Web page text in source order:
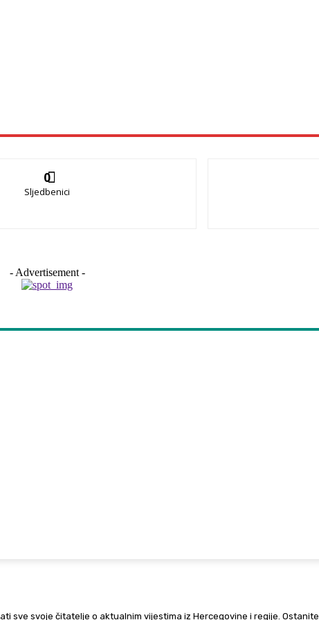
0
Sljedbenici
- Advertisement -
sve svoje čitatelje o aktualnim vijestima iz Hercegovine i regije. Ostanite